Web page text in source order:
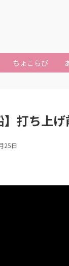
ちょこらび
】打ち上
25日